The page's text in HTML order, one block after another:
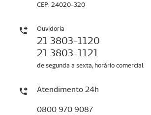
CEP: 24020-320
Ouvidoria
21 3803-1120
21 3803-1121
de segunda a sexta, horário comercial
Atendimento 24h
0800 970 9087